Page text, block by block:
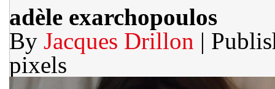
adèle exarchopoulos
By Jacques Drillon |
pixels